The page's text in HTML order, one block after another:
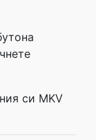
си MKV